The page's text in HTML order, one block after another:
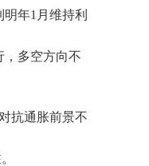
年1月维持利
，多空方向不
抗通胀前景不